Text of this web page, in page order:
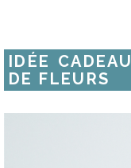
IDÉE
DE FLEURS